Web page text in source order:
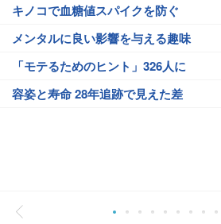
キノコで血糖値スパイクを防ぐ
メンタルに良い影響を与える趣味
「モテるためのヒント」326人に
容姿と寿命 28年追跡で見えた差